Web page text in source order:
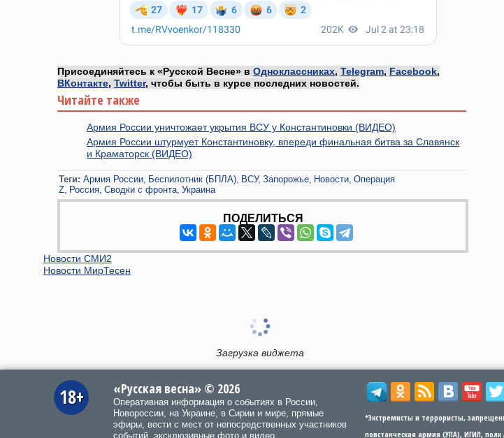
Присоединяйтесь к «Русской Весне» в Одноклассниках, Telegram, Facebook,
ВКонтакте, Twitter, чтобы быть в курсе последних новостей.
Читайте также
Армия России уничтожает укрытия ВСУ у Константиновки (ВИДЕО)
Армия России штурмует Константиновку, впереди финальная битва за Славянск
и Краматорск (ВИДЕО)
Теги: Армия России Беспилотник (БПЛА) ВСУ Запорожье Новости Операция
Z Россия Сводки с фронта Украина
ПОДЕЛИТЬСЯ
Новости СМИ2
Новости МирТесен
Загрузка виджета
18+ «Русская весна» © 2026
Оперативная информация о событиях в России,
Новороссии, на Украине, в Сирии и мире, прямые
эфиры, вести с мест от непосредственных участников
событий, эксклюзивные фото и видео.
*Экстремисты и террористы,
повстанческая армия (УПА), ИГИЛ,